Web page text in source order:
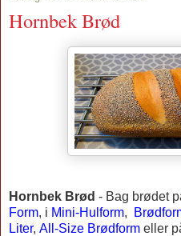
Hornbek Brød
Hornbek Brød - Bag brødet
Form, i Mini-Hulform,
Liter, All-Size Brødform eller